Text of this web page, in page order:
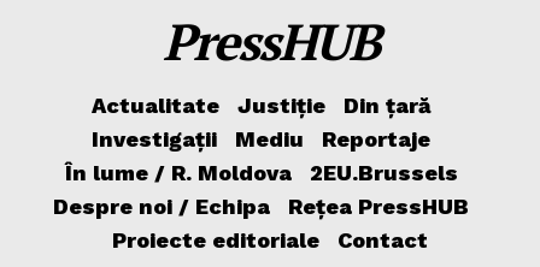
PressHUB
Actualitate Justiție
Din țară
Investigații
Mediu
Reportaje
În lume / R. Moldova
2EU.Brussels
Despre noi / Echipa
Rețea PressHUB
Proiecte editoriale
Contact